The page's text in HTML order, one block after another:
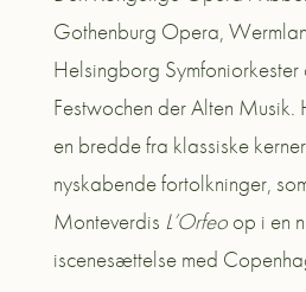
Gothenburg Opera,
Helsingborg Symfoniorkester
Festwochen der Alten Musik.
en bredde fra klassiske
nyskabende fortolkninger,
Monteverdis L’Orfeoop i en
iscenesættelse med